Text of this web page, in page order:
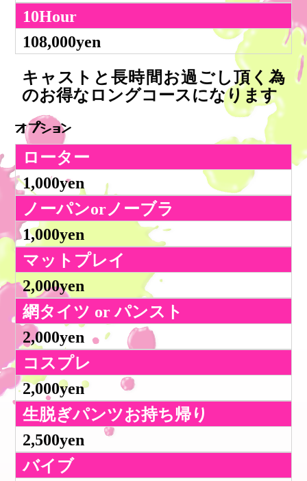
10Hour
108,000yen
キャストと長時間お過ごし頂く為
のお得なロングコースになります
オプション
ローター
1,000yen
ノーパンorノーブラ
1,000yen
マットプレイ
2,000yen
網タイツ or パンスト
2,000yen
コスプレ
2,000yen
生脱ぎパンツお持ち帰り
2,500yen
バイブ